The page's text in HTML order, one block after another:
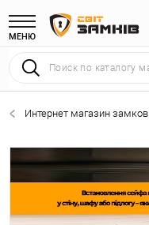
МЕНЮ
Интернет магазин замков